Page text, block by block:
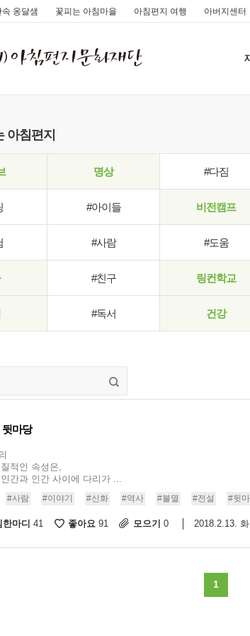
속 옹달샘 꽃피는 아침마을 아침편지 여행 아버지센터
아침편지
명상 #다짐
#아이들 비전캠프
#사람 #도움
#친구 링컨학교
#독서 건강
뒷마당
적인 속성은,
간과 인간 사이에 다리가 ...
#사람 #이야기 #신화 #역사 #불멸 #전설 #뒷
한마디 41 좋아요 91 모으기 0 2018.2.13.
1